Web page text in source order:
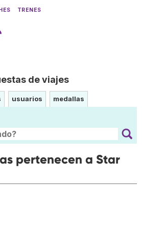
TRENES
de viajes
usuarios medallas
pertenecen a Star